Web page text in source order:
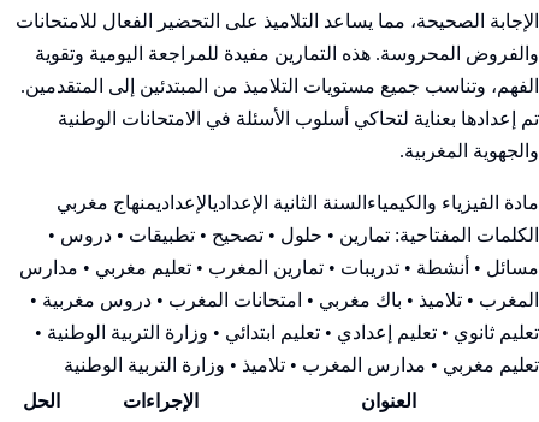
الإجابة الصحيحة، مما يساعد التلاميذ على التحضير الفعال للامتحانات
والفروض المحروسة. هذه التمارين مفيدة للمراجعة اليومية وتقوية
الفهم، وتناسب جميع مستويات التلاميذ من المبتدئين إلى المتقدمين.
تم إعدادها بعناية لتحاكي أسلوب الأسئلة في الامتحانات الوطنية
والجهوية المغربية.
مادة الفيزياء والكيمياء السنة الثانية الإعداديالإعداديمنهاج مغربي
الكلمات المفتاحية: تمارين • حلول • تصحيح • تطبيقات • دروس •
مسائل • أنشطة • تدريبات • تمارين المغرب • تعليم مغربي • مدارس
المغرب • تلاميذ • باك مغربي • امتحانات المغرب • دروس مغربية •
تعليم ثانوي • تعليم إعدادي • تعليم ابتدائي • وزارة التربية الوطنية •
تعليم مغربي • مدارس المغرب • تلاميذ • وزارة التربية الوطنية
العنوان
الإجراءات الحل